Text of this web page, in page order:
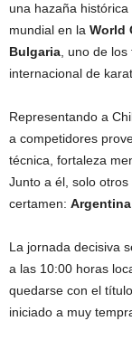
una hazaña
mundial en la World
Bulgaria , uno de
internacional de
Representando a
a competidores
técnica, fortaleza
Junto a él, solo
certamen:
La jornada decisiva
a las 10:00 horas
quedarse con el
iniciado a muy